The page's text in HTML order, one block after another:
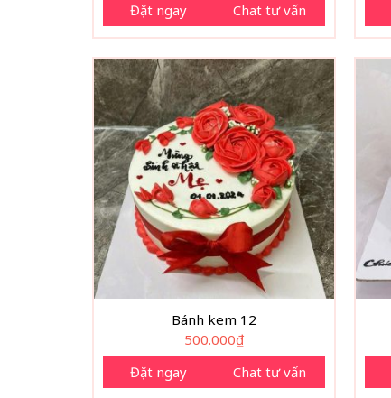
Đặt ngay
Chat tư vấn
Bánh kem 12
500.000₫
Đặt ngay
Chat tư vấn